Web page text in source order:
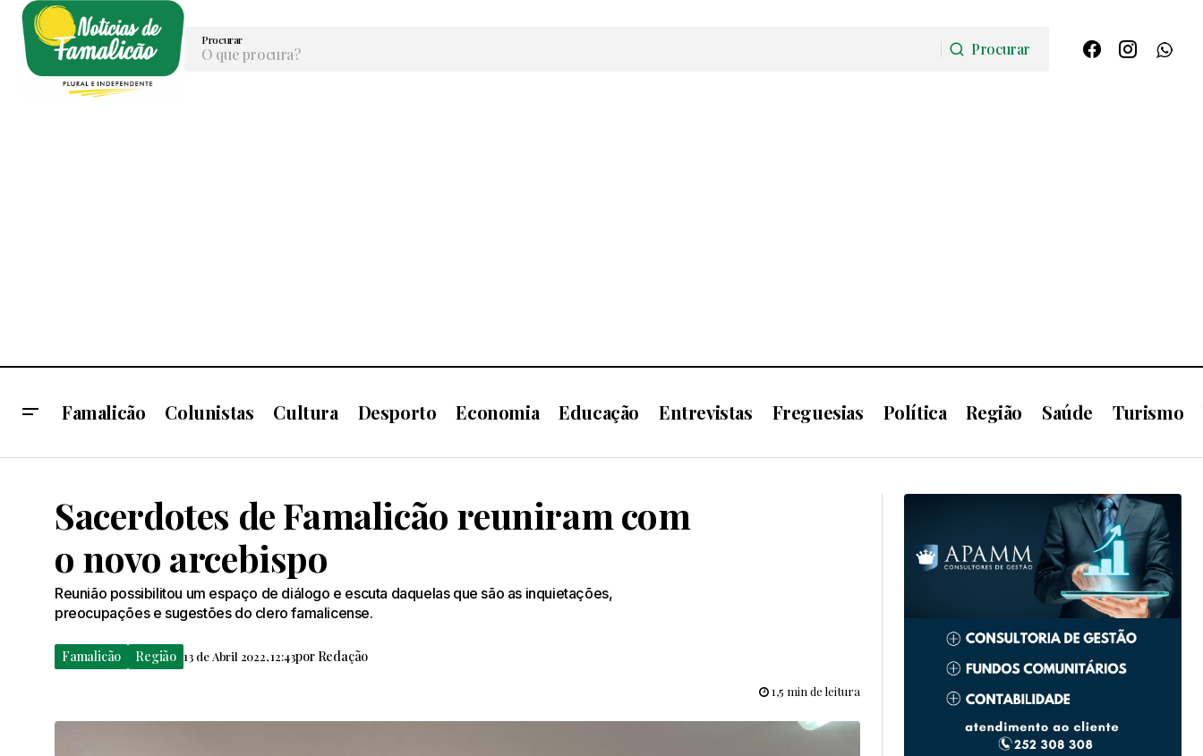
Procurar
Procurar
Famalicão Colunistas Cultura Desporto Economia Educação Entrevistas Freguesias Política Região Saúde Turismo
Sacerdotes de Famalicão reuniram com
o novo arcebispo
Reunião possibilitou um espaço de diálogo e escuta daquelas que são as inquietações,
preocupações e sugestões do clero famalicense.
Famalicão Região 13 de Abril 2022, 12:43por Redação
1,5 min de leitura